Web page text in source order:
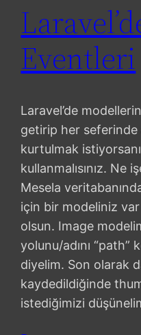
Eventleri
Laravel’de
getirip her seferinde
kurtulmak
kullanmalısınız. Ne
Mesela
için bir modeliniz
olsun. Image
yolunu/adını
diyelim. Son olarak
kaydedildiğinde
istediğimizi